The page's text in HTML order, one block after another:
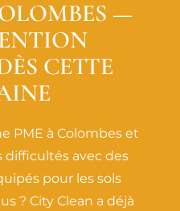
—
CETTE
PME à Colombes et
difficultés avec des
pour les sols
? City Clean a déjà